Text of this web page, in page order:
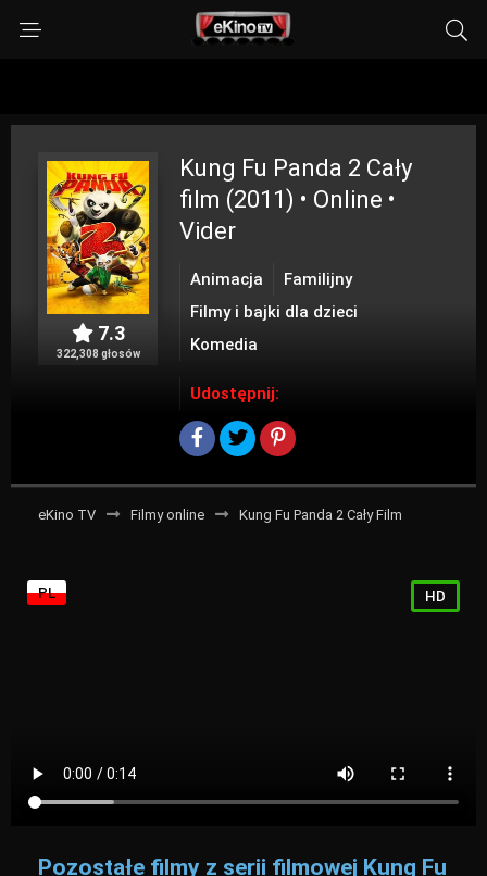
7.3
322,308 głosów
Kung Fu Panda 2 Cały
film (2011) • Online •
Vider
Animacja
Familijny
Filmy i bajki dla dzieci
Komedia
Udostępnij:
eKino TV Filmy online Kung Fu Panda 2 Cały Film
PL HD
Pozostałe filmy z serii filmowej Kung Fu